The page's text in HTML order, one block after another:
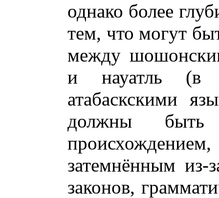
однако более
тем, что могут
между
и науатль (в
атабаскскими
должны
затемнённым из-
законов,